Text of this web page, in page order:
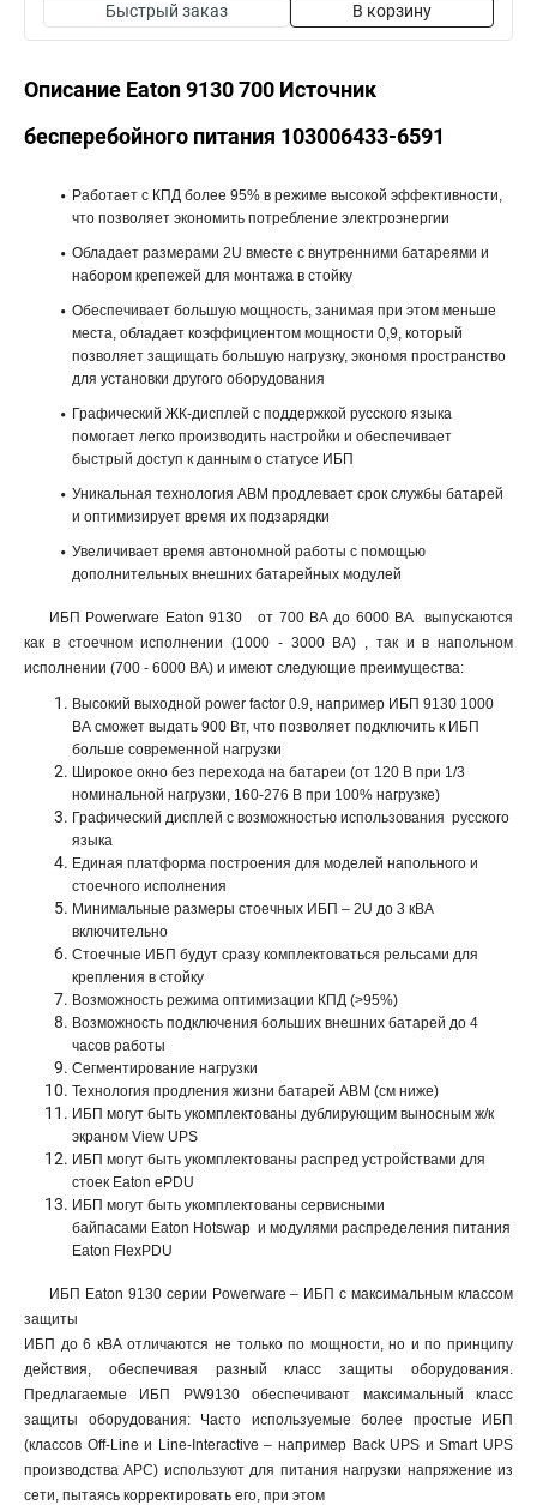
Быстрый заказ В корзину
Описание Eaton 9130 700 Источник
бесперебойного питания 103006433-6591
Работает с КПД более 95% в режиме высокой эффективности,
что позволяет экономить потребление электроэнергии
Обладает размерами 2U вместе с внутренними батареями и
набором крепежей для монтажа в стойку
Обеспечивает большую мощность, занимая при этом меньше
места, обладает коэффициентом мощности 0,9, который
позволяет защищать большую нагрузку, экономя пространство
для установки другого оборудования
Графический ЖК-дисплей с поддержкой русского языка
помогает легко производить настройки и обеспечивает
быстрый доступ к данным о статусе ИБП
Уникальная технология ABM продлевает срок службы батарей
и оптимизирует время их подзарядки
Увеличивает время автономной работы с помощью
дополнительных внешних батарейных модулей
ИБП Powerware Eaton 9130 от 700 ВА до 6000 ВА выпускаются
как в стоечном исполнении (1000 - 3000 ВА) , так и в напольном
исполнении (700 - 6000 ВА) и имеют следующие преимущества:
Высокий выходной power factor 0.9, например ИБП 9130 1000
ВА сможет выдать 900 Вт, что позволяет подключить к ИБП
больше современной нагрузки
Широкое окно без перехода на батареи (от 120 В при 1/3
номинальной нагрузки, 160-276 В при 100% нагрузке)
Графический дисплей с возможностью использования русского
языка
Единая платформа построения для моделей напольного и
стоечного исполнения
Минимальные размеры стоечных ИБП – 2U до 3 кВА
включительно
Стоечные ИБП будут сразу комплектоваться рельсами для
крепления в стойку
Возможность режима оптимизации КПД (>95%)
Возможность подключения больших внешних батарей до 4
часов работы
Сегментирование нагрузки
Технология продления жизни батарей ABM (см ниже)
ИБП могут быть укомплектованы дублирующим выносным ж/к
экраном View UPS
ИБП могут быть укомплектованы распред устройствами для
стоек Eaton ePDU
ИБП могут быть укомплектованы сервисными
байпасами Eaton Hotswap и модулями распределения питания
Eaton FlexPDU
ИБП Eaton 9130 серии Powerware – ИБП с максимальным классом
защиты
ИБП до 6 кВА отличаются не только по мощности, но и по принципу
действия, обеспечивая разный класс защиты оборудования.
Предлагаемые ИБП PW9130 обеспечивают максимальный класс
защиты оборудования: Часто используемые более простые ИБП
(классов Off-Line и Line-Interactive – например Back UPS и Smart UPS
производства АРС) используют для питания нагрузки напряжение из
сети, пытаясь корректировать его, при этом